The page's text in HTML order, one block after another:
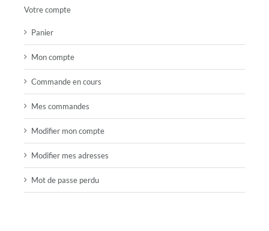
Votre compte
Panier
Mon compte
Commande en cours
Mes commandes
Modifier mon compte
Modifier mes adresses
Mot de passe perdu